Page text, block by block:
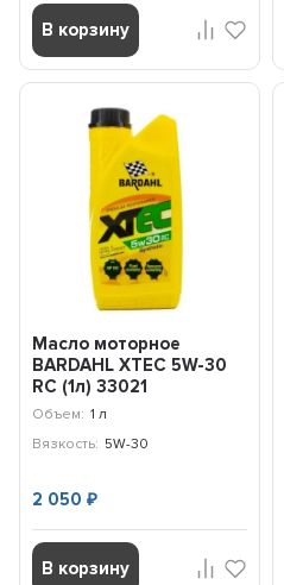
В корзину
Масло моторное
BARDAHL XTEC 5W-30
RC (1л) 33021
Объем: 1 л
Вязкость: 5W-30
2 050₽
В корзину